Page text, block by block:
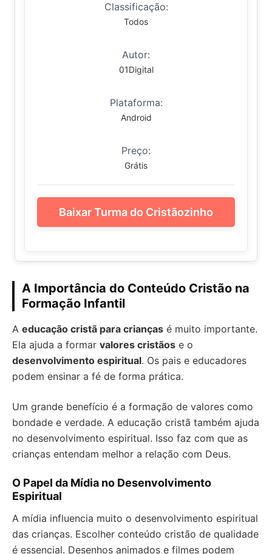
Classificação:
Todos
Autor:
01Digital
Plataforma:
Android
Preço:
Grátis
Baixar Turma do Cristãozinho
A Importância do Conteúdo Cristão na
Formação Infantil
A educação cristã para crianças é muito importante.
Ela ajuda a formar valores cristãos e o
desenvolvimento espiritual. Os pais e educadores
podem ensinar a fé de forma prática.
Um grande benefício é a formação de valores como
bondade e verdade. A educação cristã também ajuda
no desenvolvimento espiritual. Isso faz com que as
crianças entendam melhor a relação com Deus.
O Papel da Mídia no Desenvolvimento
Espiritual
A mídia influencia muito o desenvolvimento espiritual
das crianças. Escolher conteúdo cristão de qualidade
é essencial. Desenhos animados e filmes podem